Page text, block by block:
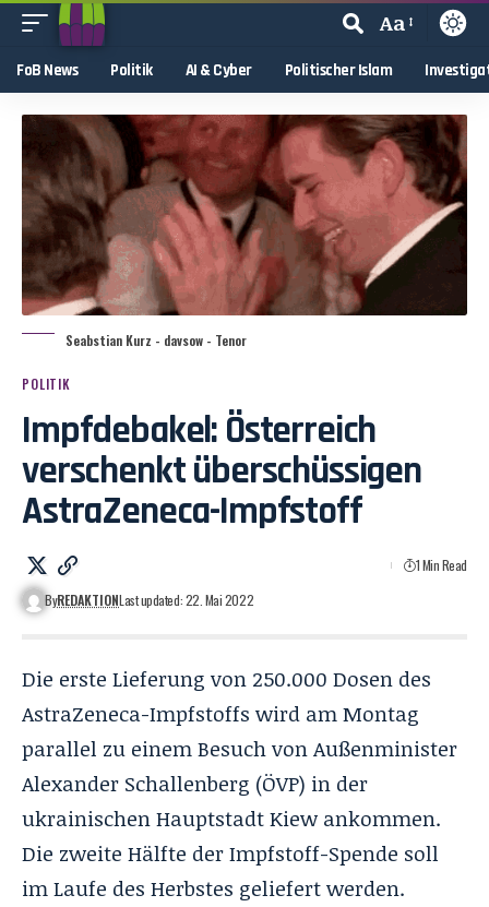
Aa
FoB News Politik AI & Cyber Politischer Islam
Seabstian Kurz - davsow - Tenor
POLITIK
Impfdebakel: Österreich
verschenkt überschüssigen
AstraZeneca-Impfstoff
ByREDAKTIONLast updated: 22. Mai 2022
1 Min Read
Die erste Lieferung von 250.000 Dosen des
AstraZeneca-Impfstoffs wird am Montag
parallel zu einem Besuch von Außenminister
Alexander Schallenberg (ÖVP) in der
ukrainischen Hauptstadt Kiew ankommen.
Die zweite Hälfte der Impfstoff-Spende soll
im Laufe des Herbstes geliefert werden.